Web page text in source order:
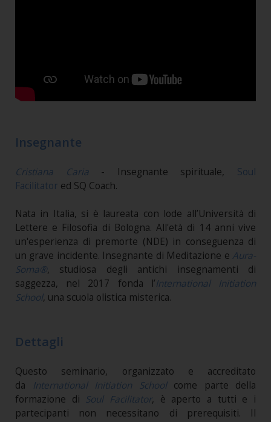
Insegnante
Cristiana Caria - Insegnante spirituale, Soul
Facilitator ed SQ Coach.
Nata in Italia, si è laureata con lode all’Università di
Lettere e Filosofia di Bologna. All'età di 14 anni vive
un'esperienza di premorte (NDE) in conseguenza di
un grave incidente. Insegnante di Meditazione e Aura-
Soma®, studiosa degli antichi insegnamenti di
saggezza, nel 2017 fonda l’International Initiation
School, una scuola olistica misterica.
Dettagli
Questo seminario, organizzato e accreditato
da
International Initiation Schoolcome parte della
formazione di Soul Facilitator, è aperto a tutti e i
partecipanti non necessitano di prerequisiti. Il